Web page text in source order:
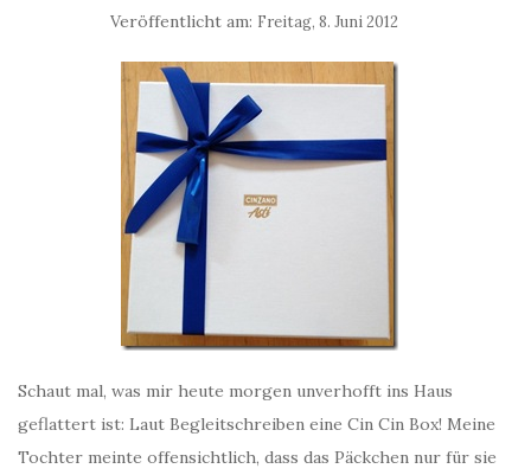
Veröffentlicht am: Freitag, 8. Juni 2012
Schaut mal, was mir heute morgen unverhofft ins Haus
geflattert ist: Laut Begleitschreiben eine Cin Cin Box! Meine
Tochter meinte offensichtlich, dass das Päckchen nur für sie